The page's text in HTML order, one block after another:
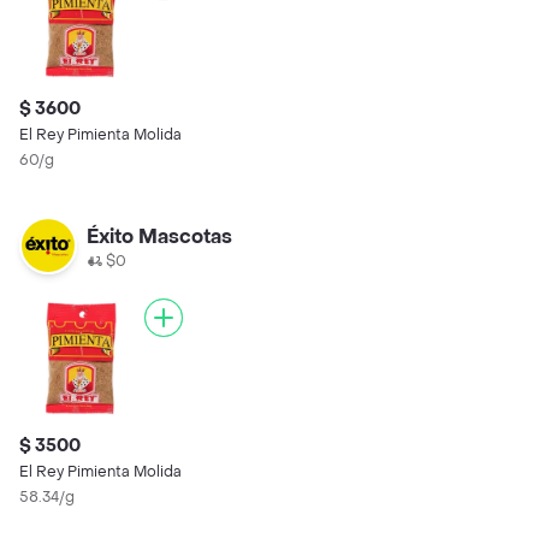
$ 3600
El Rey Pimienta Molida
60/g
Éxito Mascotas
$0
$ 3500
El Rey Pimienta Molida
58.34/g